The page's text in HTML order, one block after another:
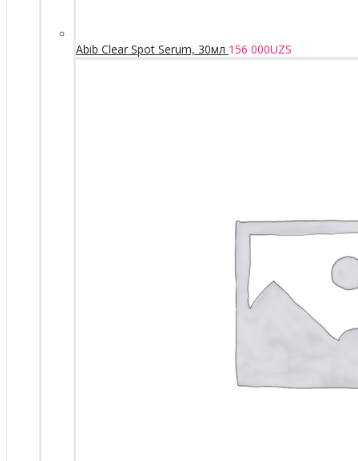
Abib Clear Spot Serum, 30мл 156 000UZS